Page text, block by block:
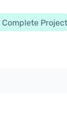
Complete Project